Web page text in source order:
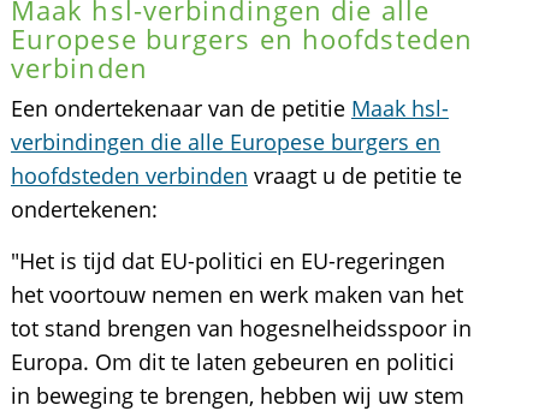
Maak hsl-verbindingen die alle
Europese burgers en hoofdsteden
verbinden
Een ondertekenaar van de petitie Maak hsl-
verbindingen die alle Europese burgers en
hoofdsteden verbinden vraagt u de petitie te
ondertekenen:
"Het is tijd dat EU-politici en EU-regeringen
het voortouw nemen en werk maken van het
tot stand brengen van hogesnelheidsspoor in
Europa. Om dit te laten gebeuren en politici
in beweging te brengen, hebben wij uw stem